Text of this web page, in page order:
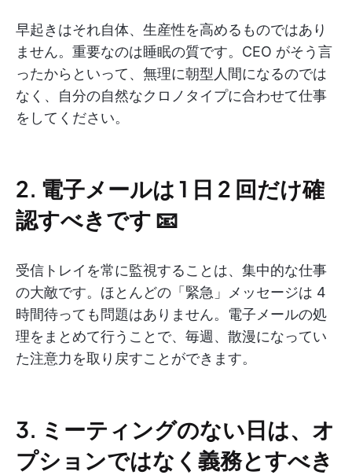
早起きはそれ自体、生産性を高めるものではあり
ません。重要なのは睡眠の質です。CEO がそう言
ったからといって、無理に朝型人間になるのでは
なく、自分の自然なクロノタイプに合わせて仕事
をしてください。
2. 電子メールは 1 日 2 回だけ確
認すべきです 📧
受信トレイを常に監視することは、集中的な仕事
の大敵です。ほとんどの「緊急」メッセージは 4
時間待っても問題はありません。電子メールの処
理をまとめて行うことで、毎週、散漫になってい
た注意力を取り戻すことができます。
3. ミーティングのない日は、オ
プションではなく義務とすべき